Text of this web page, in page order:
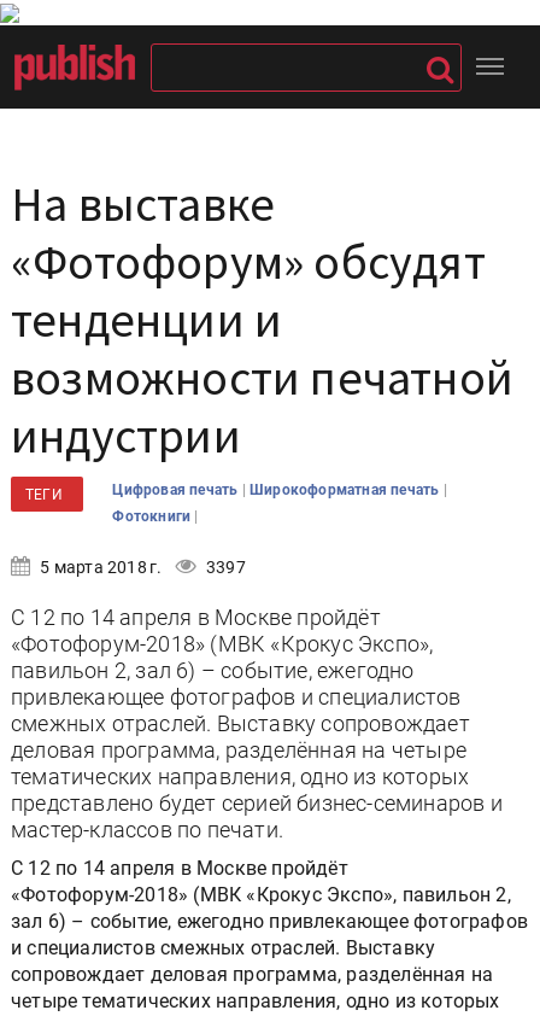
На выставке
«Фотофорум» обсудят
тенденции и
возможности печатной
индустрии
ТЕГИ Цифровая печать | Широкоформатная печать |
Фотокниги |
5 марта 2018 г. 3397
С 12 по 14 апреля в Москве пройдёт
«Фотофорум-2018» (МВК «Крокус Экспо»,
павильон 2, зал 6) – событие, ежегодно
привлекающее фотографов и специалистов
смежных отраслей. Выставку сопровождает
деловая программа, разделённая на четыре
тематических направления, одно из которых
представлено будет серией бизнес-семинаров и
мастер-классов по печати.
С 12 по 14 апреля в Москве пройдёт
«Фотофорум-2018» (МВК «Крокус Экспо», павильон 2,
зал 6) – событие, ежегодно привлекающее фотографов
и специалистов смежных отраслей. Выставку
сопровождает деловая программа, разделённая на
четыре тематических направления, одно из которых